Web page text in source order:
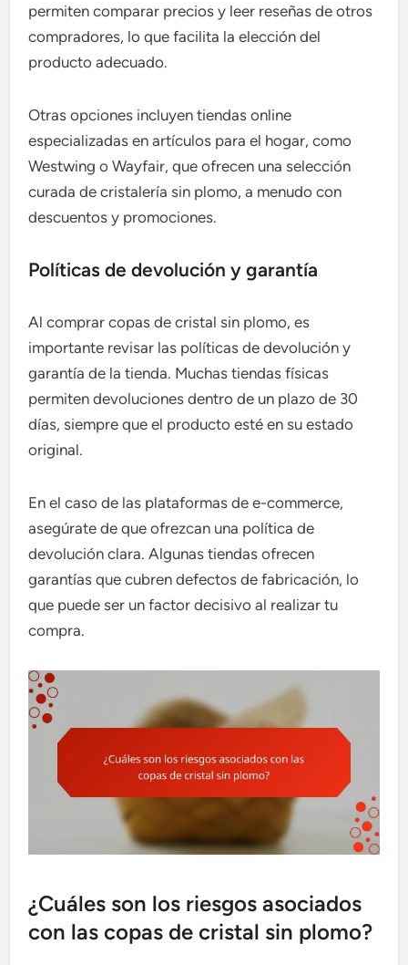
permiten comparar precios y leer reseñas de otros
compradores, lo que facilita la elección del
producto adecuado.
Otras opciones incluyen tiendas online
especializadas en artículos para el hogar, como
Westwing o Wayfair, que ofrecen una selección
curada de cristalería sin plomo, a menudo con
descuentos y promociones.
Políticas de devolución y garantía
Al comprar copas de cristal sin plomo, es
importante revisar las políticas de devolución y
garantía de la tienda. Muchas tiendas físicas
permiten devoluciones dentro de un plazo de 30
días, siempre que el producto esté en su estado
original.
En el caso de las plataformas de e-commerce,
asegúrate de que ofrezcan una política de
devolución clara. Algunas tiendas ofrecen
garantías que cubren defectos de fabricación, lo
que puede ser un factor decisivo al realizar tu
compra.
¿Cuáles son los riesgos asociados
con las copas de cristal sin plomo?